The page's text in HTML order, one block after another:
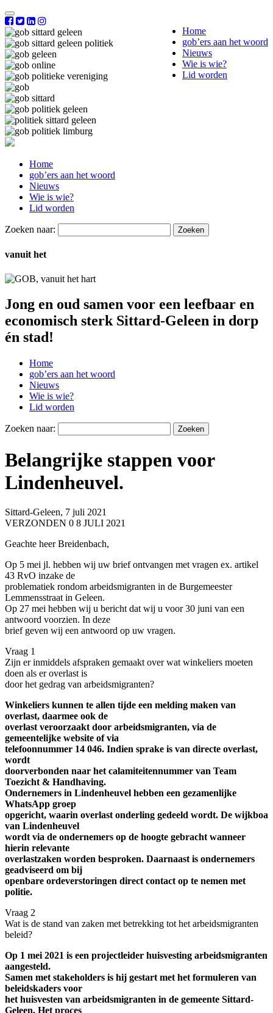
Home
gob’ers aan het woord
Nieuws
Wie is wie?
Lid worden
Home
gob’ers aan het woord
Nieuws
Wie is wie?
Lid worden
Zoeken naar:
vanuit het
Jong en oud samen voor een leefbaar en
economisch sterk Sittard-Geleen in dorp
én stad!
Home
gob’ers aan het woord
Nieuws
Wie is wie?
Lid worden
Zoeken naar:
Belangrijke stappen voor
Lindenheuvel.
Sittard-Geleen, 7 juli 2021
VERZONDEN 0 8 JULI 2021
Geachte heer Breidenbach,
Op 5 mei jl. hebben wij uw brief ontvangen met vragen ex. artikel
43 RvO inzake de
problematiek rondom arbeidsmigranten in de Burgemeester
Lemmensstraat in Geleen.
Op 27 mei hebben wij u bericht dat wij u voor 30 juni van een
antwoord voorzien. In deze
brief geven wij een antwoord op uw vragen.
Vraag 1
Zijn er inmiddels afspraken gemaakt over wat winkeliers moeten
doen als er overlast is
door het gedrag van arbeidsmigranten?
Winkeliers kunnen te allen tijde een melding maken van
overlast, daarmee ook de
overlast veroorzaakt door arbeidsmigranten, via de
gemeentelijke website of via
telefoonnummer 14 046. Indien sprake is van directe overlast,
wordt
doorverbonden naar het calamiteitennummer van Team
Toezicht & Handhaving.
Ondernemers in Lindenheuvel hebben een gezamenlijke
WhatsApp groep
opgericht, waarin overlast onderling gedeeld wordt. De wijkboa
van Lindenheuvel
wordt via de ondernemers op de hoogte gebracht wanneer
hierin relevante
overlastzaken worden besproken. Daarnaast is ondernemers
geadviseerd om bij
openbare ordeverstoringen direct contact op te nemen met
politie.
Vraag 2
Wat is de stand van zaken met betrekking tot het arbeidsmigranten
beleid?
Op 1 mei 2021 is een projectleider huisvesting arbeidsmigranten
aangesteld.
Samen met stakeholders is hij gestart met het formuleren van
beleidskaders voor
het huisvesten van arbeidsmigranten in de gemeente Sittard-
Geleen. Het proces